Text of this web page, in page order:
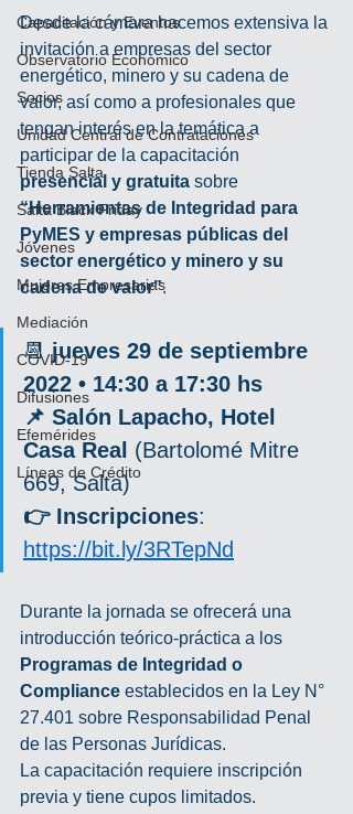
Capacitación y Eventos
Observatorio Económico
Socios
Unidad Central de Contrataciones
Tienda Salta
Salta Black Friday
Jóvenes
Mujeres Empresarias
Mediación
COVID-19
Difusiones
Efemérides
Líneas de Crédito
Desde la cámara hacemos extensiva la
invitación a empresas del sector
energético, minero y su cadena de
valor, así como a profesionales que
tengan interés en la temática a
participar de la capacitación
presencial y gratuita sobre
“Herramientas de Integridad para
PyMES y empresas públicas del
sector energético y minero y su
cadena de valor”.
📆 jueves 29 de septiembre
2022 • 14:30 a 17:30 hs
📌 Salón Lapacho, Hotel
Casa Real (Bartolomé Mitre
669, Salta)
👉 Inscripciones:
https://bit.ly/3RTepNd
Durante la jornada se ofrecerá una
introducción teórico-práctica a los
Programas de Integridad o
Compliance establecidos en la Ley N°
27.401 sobre Responsabilidad Penal
de las Personas Jurídicas.
La capacitación requiere inscripción
previa y tiene cupos limitados.